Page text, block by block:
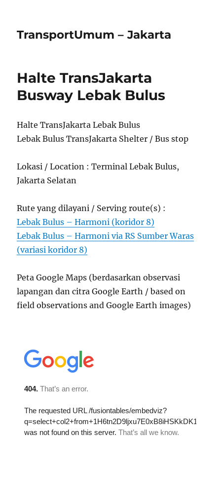
TransportUmum – Jakarta
Halte TransJakarta
Busway Lebak Bulus
Halte TransJakarta Lebak Bulus
Lebak Bulus TransJakarta Shelter / Bus stop
Lokasi / Location : Terminal Lebak Bulus,
Jakarta Selatan
Rute yang dilayani / Serving route(s) :
Lebak Bulus – Harmoni (koridor 8)
Lebak Bulus – Harmoni via RS Sumber Waras
(variasi koridor 8)
Peta Google Maps (berdasarkan observasi
lapangan dan citra Google Earth / based on
field observations and Google Earth images)